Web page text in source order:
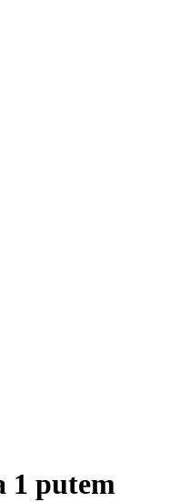
1 putem